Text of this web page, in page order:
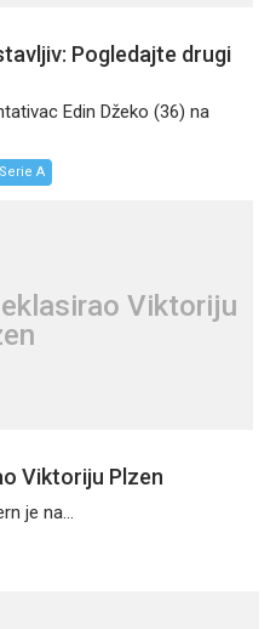
Pogledajte drugi
Edin Džeko (36) na
Serie A
Viktoriju
Viktoriju Plzen
je na...